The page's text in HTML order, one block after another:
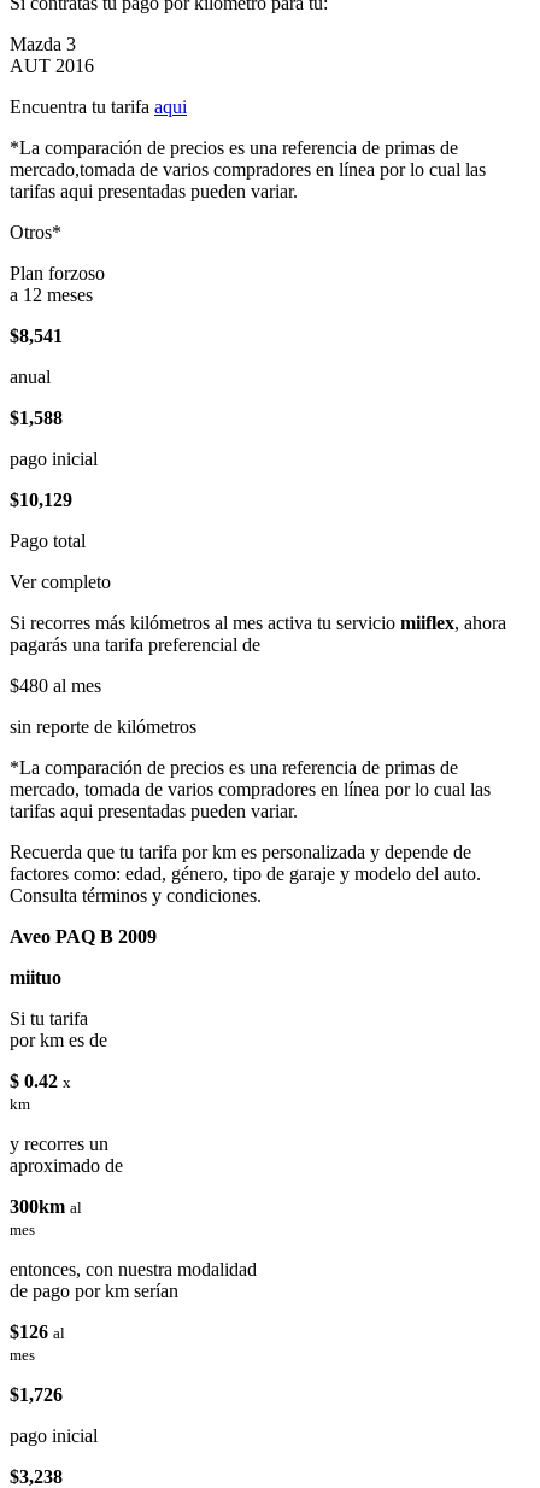
Mazda 3
AUT 2016
Encuentra tu tarifa aqui
*La comparación de precios es una referencia de primas de
mercado,tomada de varios compradores en línea por lo cual las
tarifas aqui presentadas pueden variar.
Otros*
Plan forzoso
a 12 meses
$8,541
anual
$1,588
pago inicial
$10,129
Pago total
Ver completo
Si recorres más kilómetros al mes activa tu servicio miiflex, ahora
pagarás una tarifa preferencial de
$480 al mes
sin reporte de kilómetros
*La comparación de precios es una referencia de primas de
mercado, tomada de varios compradores en línea por lo cual las
tarifas aqui presentadas pueden variar.
Recuerda que tu tarifa por km es personalizada y depende de
factores como: edad, género, tipo de garaje y modelo del auto.
Consulta términos y condiciones.
Aveo PAQ B 2009
miituo
Si tu tarifa
por km es de
$ 0.42 x
km
y recorres un
aproximado de
300km al
mes
entonces, con nuestra modalidad
de pago por km serían
$126 al
mes
$1,726
pago inicial
$3,238